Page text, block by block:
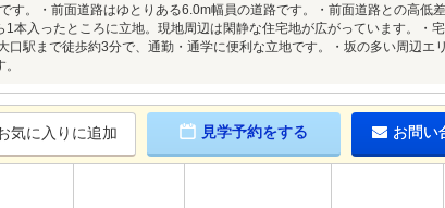
す。・前面道路はゆとりある6.0m幅員の道路です。・前面道路との高低
本入ったところに立地。現地周辺は閑静な住宅地が広がっています。・
駅まで徒歩約3分で、通勤・通学に便利な立地です。・坂の多い周辺エ
気に入りに追加 見学予約をする お問い